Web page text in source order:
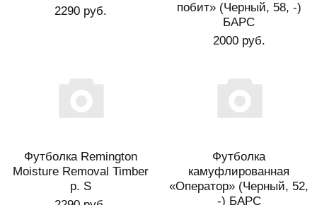
2290 руб.
побит» (Черный, 58, -)
БАРС
2000 руб.
Футболка Remington
Moisture Removal Timber
р. S
Футболка
камуфлированная
«Оператор» (Черный, 52,
-) БАРС